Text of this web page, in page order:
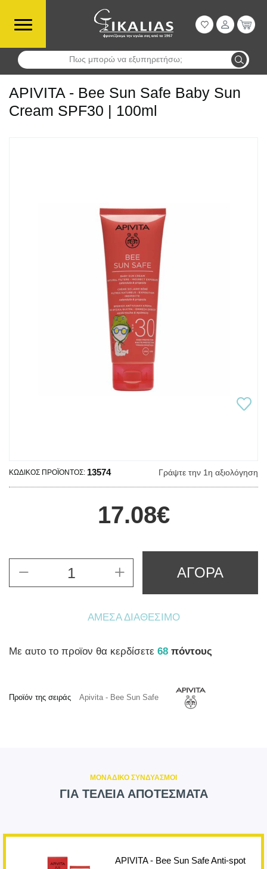
Πως μπορώ να εξυπηρετήσω;
Αναζήτηση
APIVITA - Bee Sun Safe Baby Sun
Cream SPF30 | 100ml
ΚΩΔΙΚΌΣ ΠΡΟΪΌΝΤΟΣ: 13574 Γράψτε την 1η αξιολόγηση
17.08€
ΑΓΟΡΑ
ΆΜΕΣΑ ΔΙΑΘΈΣΙΜΟ
Mε αυτο το προϊον θα κερδίσετε 68 πόντους
Προϊόν της σειράς Apivita - Bee Sun Safe
ΜΟΝΑΔΙΚΟ ΣΥΝΔΥΑΣΜΟΙ
ΓΙΑ ΤΕΛΕΙΑ ΑΠΟΤΕΣΜΑΤΑ
APIVITA - Bee Sun Safe Anti-spot